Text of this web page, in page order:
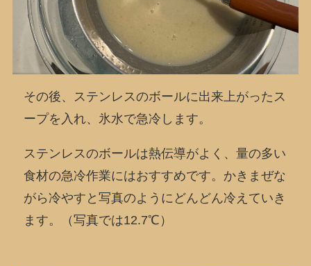
その後、ステンレスのボールに出来上がったス
ープを入れ、氷水で急冷します。
ステンレスのボールは熱伝導がよく、量の多い
食材の急冷作業にはおすすめです。かきまぜな
がら冷やすと写真のようにどんどん冷えていき
ます。（写真では12.7℃）